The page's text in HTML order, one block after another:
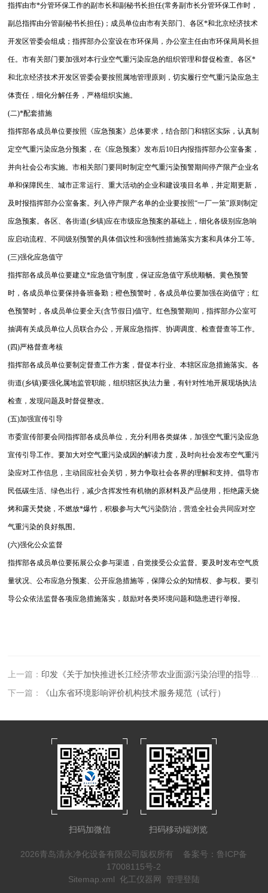
指挥由市*分管环保工作的副市长和副秘书长担任(常务副市长分管环保工作时，
副总指挥由分管副秘书长担任)；成员单位由市有关部门、各区*和北京经济技术
开发区管委会组成；指挥部办公室设在市环保局，办公室主任由市环保局局长担
任。市有关部门要加强对本行业空气重污染应急的组织管理和督促检查。各区*
和北京经济技术开发区管委会要按照属地管理原则，切实履行空气重污染应急主
体责任，细化分解任务，严格组织实施。
(二)*配套措施
指挥部各成员单位要按照《应急预案》总体要求，结合部门和辖区实际，认真制
定空气重污染应急分预案，在《应急预案》发布后10日内报指挥部办公室备案，
并向社会公布实施。市相关部门要同时制定空气重污染预警期间停产限产企业名
单和保障民生、城市正常运行、重大活动的企业和建设项目名单，并定期更新，
及时报指挥部办公室备案。列入停产限产名单的企业要按照“一厂一策”原则制定
应急预案。各区、各街道(乡镇)应在市级应急预案的基础上，细化各级别应急响
应启动流程、不同级别预警的具体倡议性和强制性措施落实方案和具体分工等。
(三)强化应急值守
指挥部各成员单位要建立*应急值守制度，保证应急值守系统顺畅。黄色预警
时，各成员单位要保持备班备勤；橙色预警时，各成员单位要加强在岗值守；红
色预警时，各成员单位要全天(含节假日)值守。红色预警期间，指挥部办公室可
抽调有关成员单位人员联合办公，开展应急指挥、协调调度、检查督查等工作。
(四)严格督查考核
指挥部各成员单位要制定督查工作方案，督促本行业、本辖区应急措施落实。各
街道(乡镇)要强化属地监管职能，组织辖区执法力量，有针对性地开展现场执法
检查，发现问题及时督促整改。
(五)加强宣传引导
市委宣传部要会同指挥部各成员单位，充分利用各类媒体，加强空气重污染应急
宣传引导工作。要加大对空气重污染成因的解读力度，及时向社会发布空气重污
染应对工作信息，主动回应社会关切，努力争取社会各界的理解和支持。倡导市
民低碳生活、绿色出行，减少含挥发性有机物的原材料及产品使用，拒绝露天烧
烤和露天焚烧，不燃放*爆竹，积极参与大气污染防治，营造全社会共同应对空
气重污染的良好氛围。
(六)强化公众监督
指挥部各成员单位要拓展公众参与渠道，自觉接受公众监督。要及时发布空气质
量状况、公布应急分预案、公开应急措施等，保障公众的知情权、参与权。要引
导公众依法监督各项应急措施落实，鼓励对各类环境问题和隐患进行举报。
上一篇： 印发《关于加快推进长江经济带农业面源污染治理的指导意见》的通知
下一篇：
《山东省环境影响评价机构技术服务规范（试行）
扫码加微信 扫码移动端浏览
2026青岛清永净化设备有限公司版权所有 备案号：鲁ICP备
17008115号-2
Sitemap.xml 化工仪器网 管理登陆